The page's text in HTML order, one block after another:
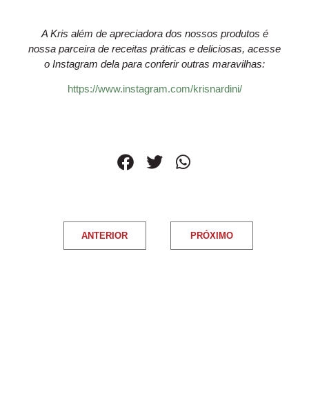
A Kris além de apreciadora dos nossos produtos é
nossa parceira de receitas práticas e deliciosas, acesse
o Instagram dela para conferir outras maravilhas:
https://www.instagram.com/krisnardini/
ANTERIOR PRÓXIMO